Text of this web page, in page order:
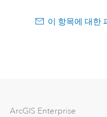
이 항목에 대한
ArcGIS Enterprise